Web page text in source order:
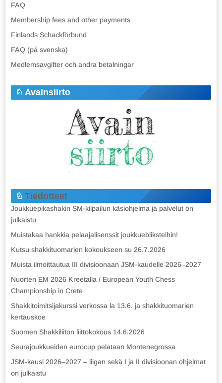
FAQ
Membership fees and other payments
Finlands Schackförbund
FAQ (på svenska)
Medlemsavgifter och andra betalningar
Avainsiirto
Tiedotteet
Joukkuepikashakin SM-kilpailun käsiohjelma ja palvelut on
julkaistu
Muistakaa hankkia pelaajalisenssit joukkuebliksteihin!
Kutsu shakkituomarien kokoukseen su 26.7.2026
Muista ilmoittautua III divisioonaan JSM-kaudelle 2026–2027
Nuorten EM 2026 Kreetalla / European Youth Chess
Championship in Crete
Shakkitoimitsijakurssi verkossa la 13.6. ja shakkituomarien
kertauskoe
Suomen Shakkiliiton liittokokous 14.6.2026
Seurajoukkueiden eurocup pelataan Montenegrossa
JSM-kausi 2026–2027 – liigan sekä I ja II divisioonan ohjelmat
on julkaistu